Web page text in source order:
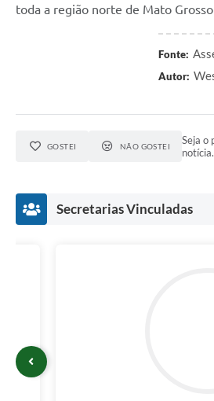
toda a região norte de Mato
Fonte:
Autor:
GOSTEI NÃO GOSTEI
Seja o
notícia.
Secretarias Vinculadas